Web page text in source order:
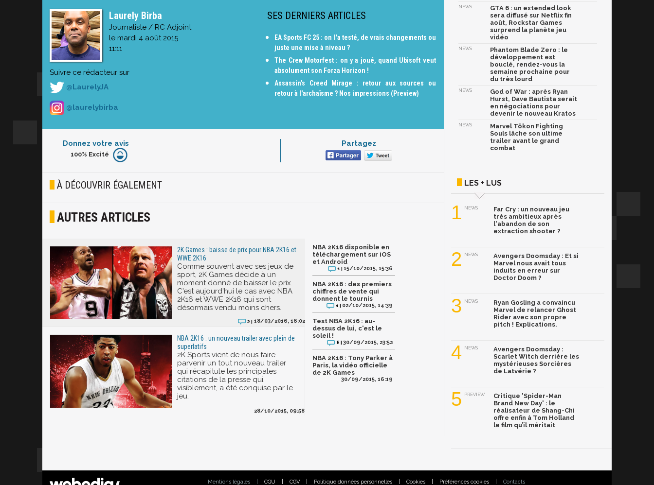
Laurely Birba
Journaliste / RC Adjoint
le mardi 4 août 2015
11:11
Suivre ce rédacteur sur
@LaurelyJA
@laurelybirba
SES DERNIERS ARTICLES
EA Sports FC 25 : on l'a testé, de vrais changements ou
juste une mise à niveau ?
The Crew Motorfest : on y a joué, quand Ubisoft veut
absolument son Forza Horizon !
Assassin’s Creed Mirage : retour aux sources ou
retour à l'archaïsme ? Nos impressions (Preview)
Donnez votre avis
Furieux
Joyeux
100% Excité
Partagez
À DÉCOUVRIR ÉGALEMENT
AUTRES ARTICLES
2K Games : baisse de prix pour NBA 2K16 et
WWE 2K16
Comme souvent avec ses jeux de
sport, 2K Games décide à un
moment donné de baisser le prix.
C'est aujourd'hui le cas avec NBA
2K16 et WWE 2K16 qui sont
désormais vendu moins chers.
2 | 18/03/2016, 16:02
NBA 2K16 : un nouveau trailer avec plein de
superlatifs
2K Sports vient de nous faire
parvenir un tout nouveau trailer
qui récapitule les principales
citations de la presse qui,
visiblement, a été conquise par le
jeu.
28/10/2015, 09:58
NBA 2K16 disponible en
téléchargement sur iOS
et Android
1 |15/10/2015, 15:36
NBA 2K16 : des premiers
chiffres de vente qui
donnent le tournis
1 | 02/10/2015, 14:39
Test NBA 2K16 : au-
dessus de lui, c'est le
soleil !
8 |30/09/2015, 23:52
NBA 2K16 : Tony Parker à
Paris, la vidéo officielle
de 2K Games
30/09/2015, 16:19
NEWS
GTA 6 : un extended look
sera diffusé sur Netflix fin
août, Rockstar Games
surprend la planète jeu
vidéo
NEWS
Phantom Blade Zero : le
développement est
bouclé, rendez-vous la
semaine prochaine pour
du très lourd
NEWS
God of War : après Ryan
Hurst, Dave Bautista serait
en négociations pour
devenir le nouveau Kratos
NEWS
Marvel Tōkon Fighting
Souls lâche son ultime
trailer avant le grand
combat
LES + LUS
1 NEWS
Far Cry : un nouveau jeu
très ambitieux après
l'abandon de son
extraction shooter ?
2 NEWS
Avengers Doomsday : Et si
Marvel nous avait tous
induits en erreur sur
Doctor Doom ?
3 NEWS
Ryan Gosling a convaincu
Marvel de relancer Ghost
Rider avec son propre
pitch ! Explications.
4 NEWS
Avengers Doomsday :
Scarlet Witch derrière les
mystérieuses Sorcières
de Latvérie ?
5 PREVIEW
Critique 'Spider-Man
Brand New Day' : le
réalisateur de Shang-Chi
offre enfin à Tom Holland
le film qu’il méritait
Mentions légales CGU CGV Politique données personnelles Cookies Préférences cookies Contacts